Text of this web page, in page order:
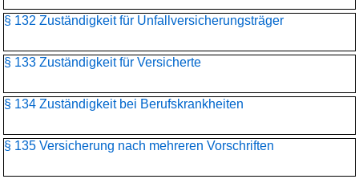
§ 132 Zuständigkeit für Unfallversicherungsträger
§ 133 Zuständigkeit für Versicherte
§ 134 Zuständigkeit bei Berufskrankheiten
§ 135 Versicherung nach mehreren Vorschriften